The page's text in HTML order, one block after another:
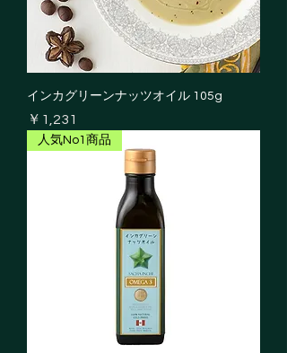
インカグリーンナッツオイル 105g
価格
￥1,231
人気No1商品